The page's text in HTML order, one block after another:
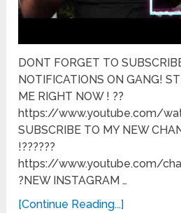
DONT FORGET TO
NOTIFICATIONS ON GANG!
ME RIGHT NOW ! ??
https://www.youtube.com/
SUBSCRIBE TO MY NEW
!??????
https://www.youtube.com/
?NEW INSTAGRAM …
[Continue Reading...]